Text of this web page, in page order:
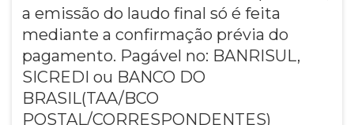
a emissão do laudo final só é feita
mediante a confirmação prévia do
pagamento. Pagável no: BANRISUL,
SICREDI ou BANCO DO
BRASIL(TAA/BCO
POSTAL/CORRESPONDENTES)